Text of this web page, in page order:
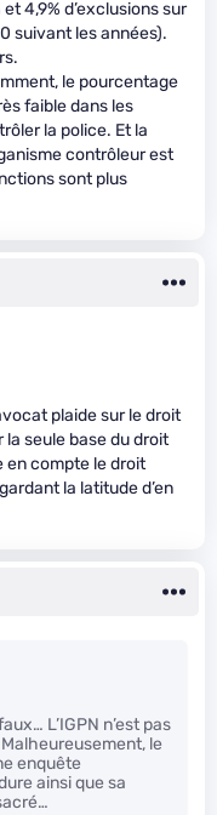
4,9% d’exclusions sur
suivant les années).
le pourcentage
faible dans les
la police. Et la
contrôleur est
sont plus
plaide sur le droit
seule base du droit
en compte le droit
la latitude d’en
L’IGPN n’est pas
le
enquête
ainsi que sa